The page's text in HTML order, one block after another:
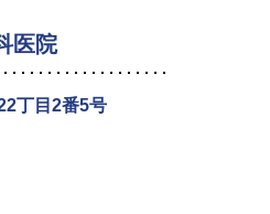
医院
丁目2番5号